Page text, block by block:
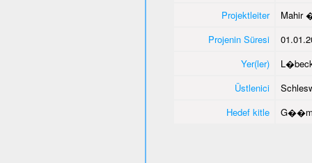
Projektleiter
Mahir
Projenin Süresi
Yer(ler)
Üstlenici
Hedef kitle